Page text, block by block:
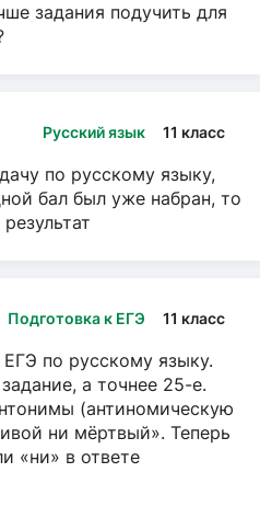
задания подучить для
Русский язык 11 класс
по русскому языку,
бал был уже набран, то
Подготовка к ЕГЭ 11 класс
по русскому языку.
а точнее 25-е.
(антиномическую
ни мёртвый». Теперь
«ни» в ответе